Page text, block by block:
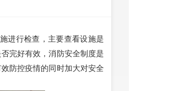
进行检查，主要查看设施是
完好有效，消防安全制度是
防控疫情的同时加大对安全